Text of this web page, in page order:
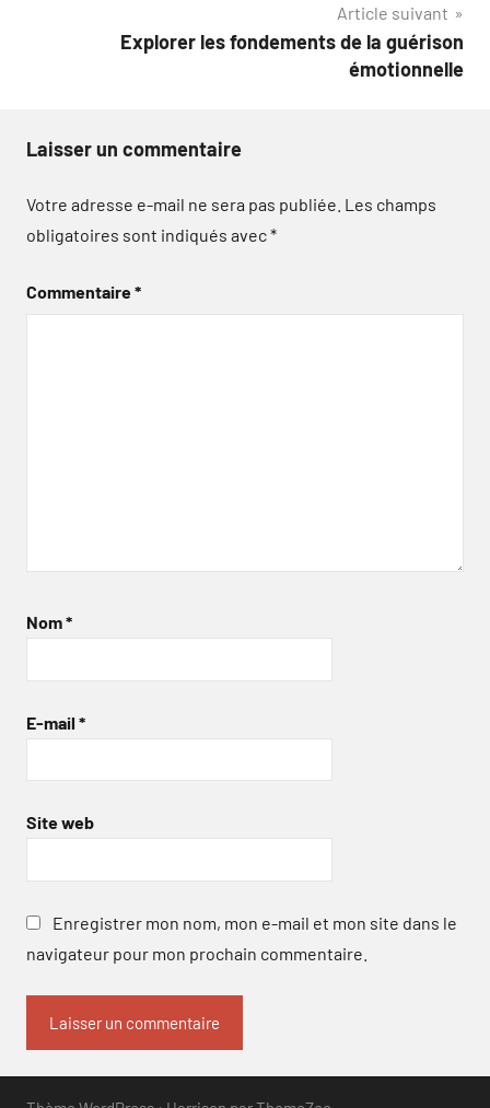
Article suivant
Explorer les fondements de la guérison
émotionnelle
Laisser un commentaire
Votre adresse e-mail ne sera pas publiée. Les champs
obligatoires sont indiqués avec*
Commentaire*
Nom*
E-mail *
Site web
Enregistrer mon nom, mon e-mail et mon site dans le
navigateur pour mon prochain commentaire.